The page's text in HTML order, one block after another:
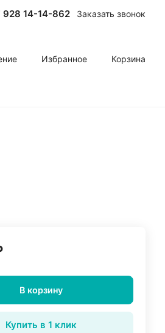
928 14-14-862 Заказать звонок
Избранное Корзина
В корзину
Купить в 1 клик